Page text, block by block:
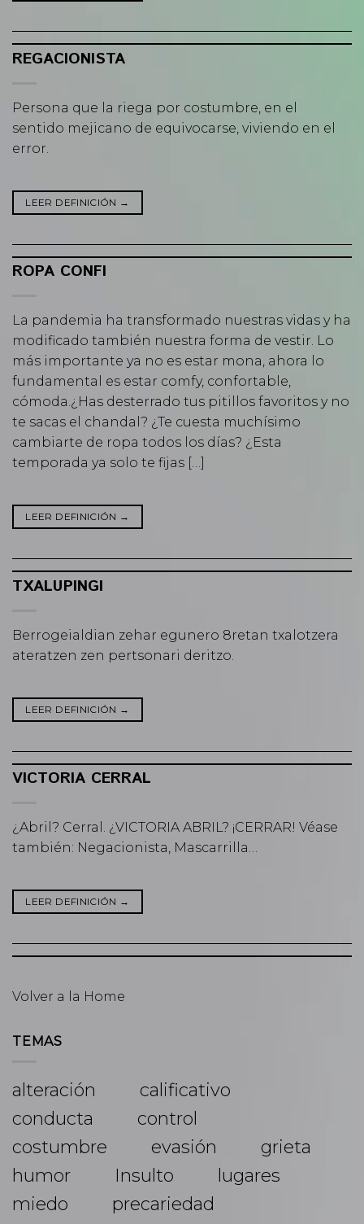
REGACIONISTA
Persona que la riega por costumbre, en el
sentido mejicano de equivocarse, viviendo en el
error.
LEER DEFINICIÓN →
ROPA CONFI
La pandemia ha transformado nuestras vidas y ha
modificado también nuestra forma de vestir. Lo
más importante ya no es estar mona, ahora lo
fundamental es estar comfy, confortable,
cómoda.¿Has desterrado tus pitillos favoritos y no
te sacas el chandal? ¿Te cuesta muchísimo
cambiarte de ropa todos los días? ¿Esta
temporada ya solo te fijas […]
LEER DEFINICIÓN →
TXALUPINGI
Berrogeialdian zehar egunero 8retan txalotzera
ateratzen zen pertsonari deritzo.
LEER DEFINICIÓN →
VICTORIA CERRAL
¿Abril? Cerral. ¿VICTORIA ABRIL? ¡CERRAR! Véase
también: Negacionista, Mascarrilla…
LEER DEFINICIÓN →
Volver a la Home
TEMAS
alteración
calificativo
conducta
control
costumbre
evasión
grieta
humor
Insulto
lugares
miedo
precariedad